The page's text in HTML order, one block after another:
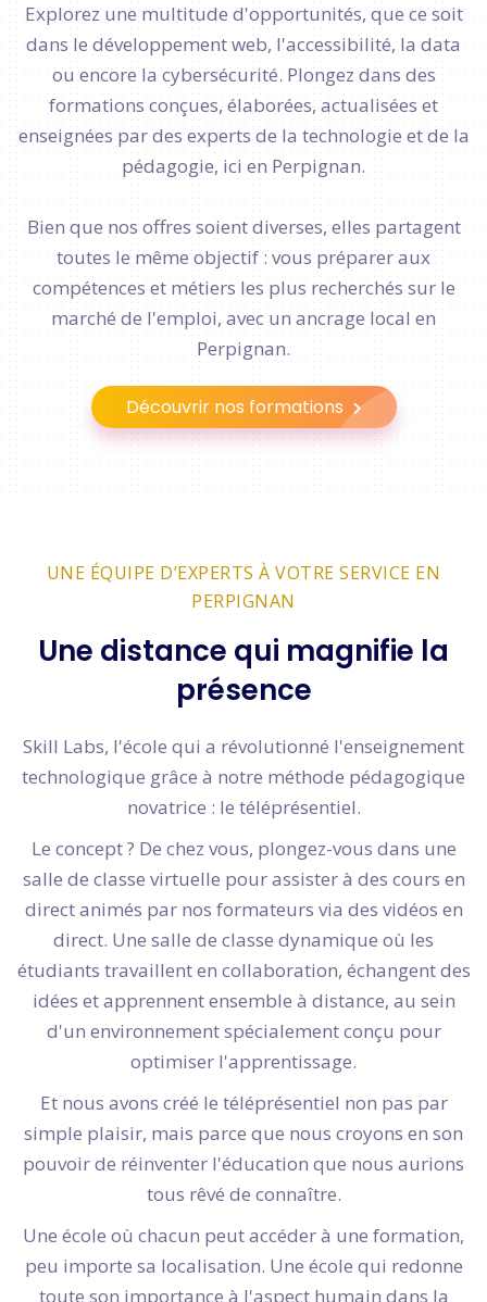
Explorez une multitude d'opportunités, que ce soit
dans le développement web, l'accessibilité, la data
ou encore la cybersécurité. Plongez dans des
formations conçues, élaborées, actualisées et
enseignées par des experts de la technologie et de la
pédagogie, ici en Perpignan.
Bien que nos offres soient diverses, elles partagent
toutes le même objectif : vous préparer aux
compétences et métiers les plus recherchés sur le
marché de l'emploi, avec un ancrage local en
Perpignan.
Découvrir nos formations
UNE ÉQUIPE D’EXPERTS À VOTRE SERVICE EN
PERPIGNAN
Une distance qui magnifie la
présence
Skill Labs, l'école qui a révolutionné l'enseignement
technologique grâce à notre méthode pédagogique
novatrice : le téléprésentiel.
Le concept ? De chez vous, plongez-vous dans une
salle de classe virtuelle pour assister à des cours en
direct animés par nos formateurs via des vidéos en
direct. Une salle de classe dynamique où les
étudiants travaillent en collaboration, échangent des
idées et apprennent ensemble à distance, au sein
d'un environnement spécialement conçu pour
optimiser l'apprentissage.
Et nous avons créé le téléprésentiel non pas par
simple plaisir, mais parce que nous croyons en son
pouvoir de réinventer l'éducation que nous aurions
tous rêvé de connaître.
Une école où chacun peut accéder à une formation,
peu importe sa localisation. Une école qui redonne
toute son importance à l'aspect humain dans la